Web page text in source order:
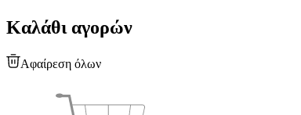
Καλάθι αγορών
Αφαίρεση όλων